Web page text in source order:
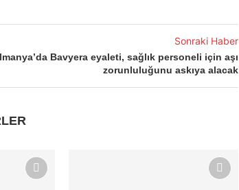
Sonraki Haber
Bavyera eyaleti, sağlık personeli için aşı
zorunluluğunu askıya alacak